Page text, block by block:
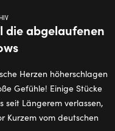
die abgelaufenen
Herzen höherschlagen
Gefühle! Einige Stücke
seit Längerem verlassen,
Kurzem vom deutschen